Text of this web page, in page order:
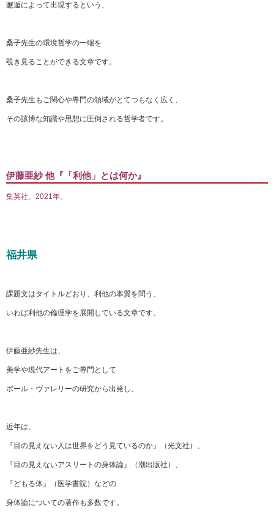
邂逅によって出現するという、
桑子先生の環境哲学の一端を
覗き見ることができる文章です。
桑子先生もご関心や専門の領域がとてつもなく広く、
その該博な知識や思想に圧倒される哲学者です。
伊藤亜紗 他『「利他」とは何か』
集英社、2021年。
福井県
課題文はタイトルどおり、利他の本質を問う、
いわば利他の倫理学を展開している文章です。
伊藤亜紗先生は、
美学や現代アートをご専門として
ポール・ヴァレリーの研究から出発し、
近年は、
『目の見えない人は世界をどう見ているのか』（光文社）、
『目の見えないアスリートの身体論』（潮出版社）、
『どもる体』（医学書院）などの
身体論についての著作も多数です。